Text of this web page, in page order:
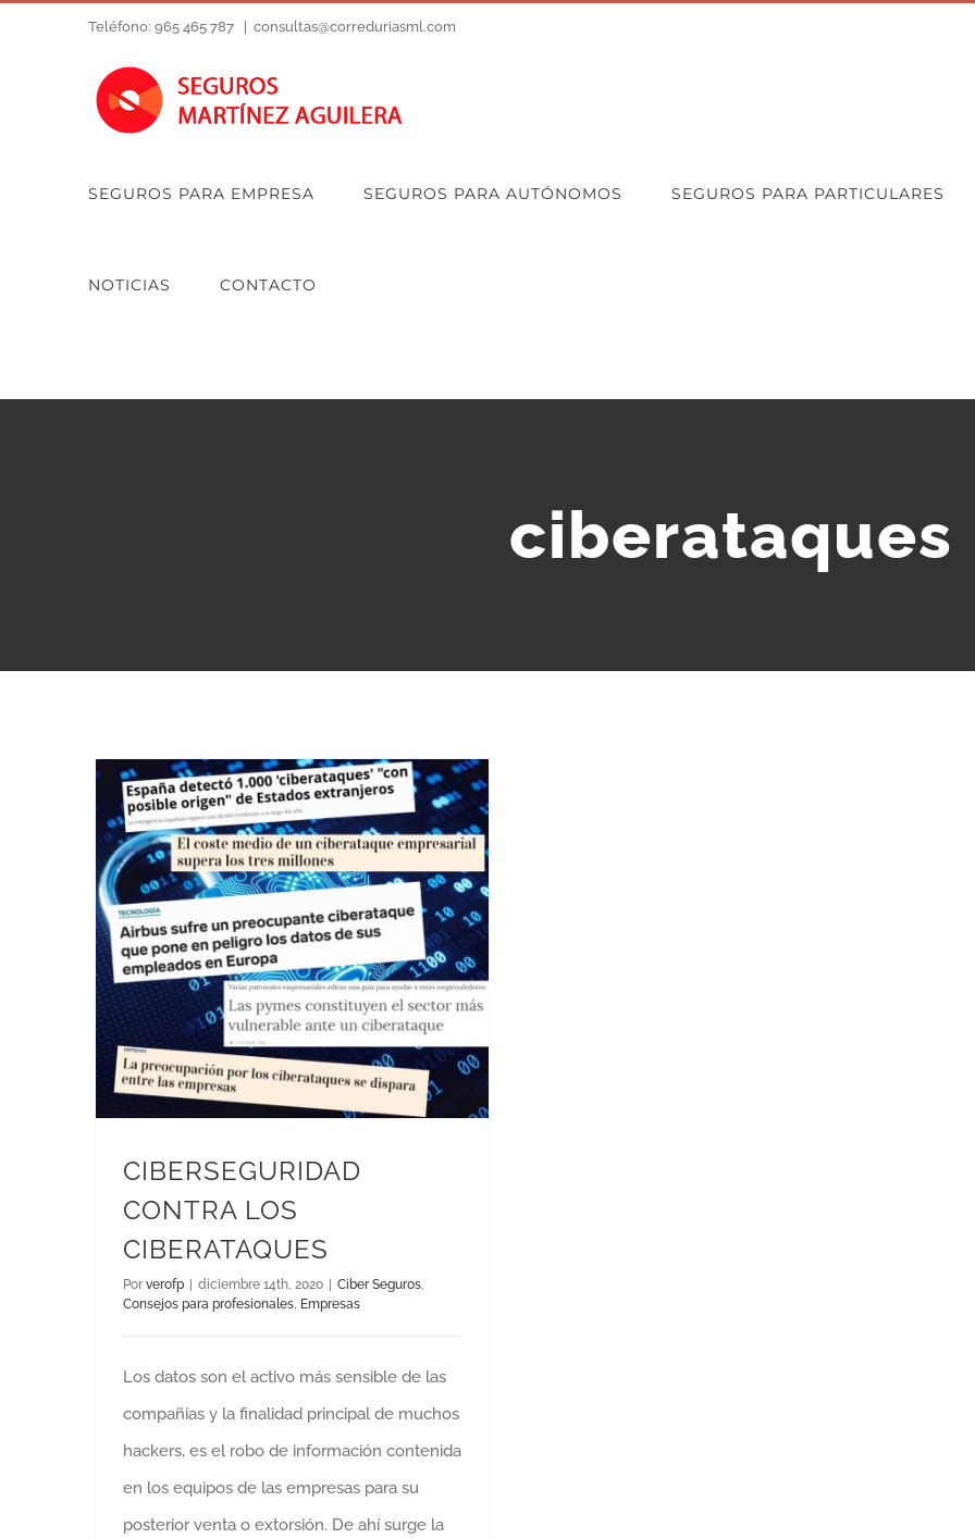
Teléfono: 965 465 787 consultas@correduriasml.com
SEGUROS PARA EMPRESA SEGUROS PARA AUTÓNOMOS SEGUROS PARA PARTICULARES
NOTICIAS CONTACTO
ciberataques
CIBERSEGURIDAD
CONTRA LOS
CIBERATAQUES
Por verofp | diciembre 14th, 2020 | Ciber Seguros
Consejos para profesionales Empresas
Los datos son el activo más sensible de las
compañías y la finalidad principal de muchos
hackers, es el robo de información contenida
en los equipos de las empresas para su
posterior venta o extorsión. De ahí surge la